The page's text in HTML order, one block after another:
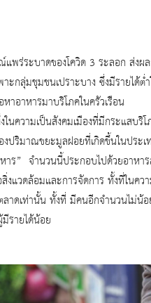
ระบาดของโควิด 3 ระลอก ส่งผ
กลุ่มชุมชนเปราะบาง ซึ่งมีรายได้ต่
าอาหารมาบริโภคในครัวเรือน
วามเป็นสังคมเมืองที่มีกระแสบริ
งปริมาณขยะมูลฝอยที่เกิดขึ้นในประ
าร” จำนวนนี้ประกอบไปด้วยอาหา
งแวดล้อมและการจัดการ ทั้งที่ในค
าดเท่านั้น ทั้งที่ มีคนอีกจำนวนไม่น้
รายได้น้อย